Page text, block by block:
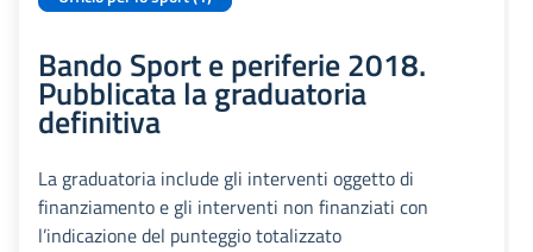
Bando Sport e periferie 2018.
Pubblicata la graduatoria
definitiva
La graduatoria include gli interventi oggetto di
finanziamento e gli interventi non finanziati con
l’indicazione del punteggio totalizzato